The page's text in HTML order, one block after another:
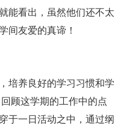
能看出，虽然他们还不太
间友爱的真谛！
培养良好的学习习惯和学
顾这学期的工作中的点
于一日活动之中，通过纲